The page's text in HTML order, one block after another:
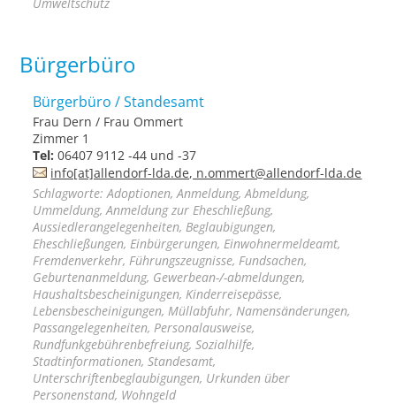
Bürgerbüro
Bürgerbüro / Standesamt
Frau Dern / Frau Ommert
Zimmer 1
Tel: 06407 9112 -44 und -37
info[at]allendorf-lda.de, n.ommert@allendorf-lda.de
Schlagworte: Adoptionen, Anmeldung, Abmeldung,
Ummeldung, Anmeldung zur Eheschließung,
Aussiedlerangelegenheiten, Beglaubigungen,
Eheschließungen, Einbürgerungen, Einwohnermeldeamt,
Fremdenverkehr, Führungszeugnisse, Fundsachen,
Geburtenanmeldung, Gewerbean-/-abmeldungen,
Haushaltsbescheinigungen, Kinderreisepässe,
Lebensbescheinigungen, Müllabfuhr, Namensänderungen,
Passangelegenheiten, Personalausweise,
Rundfunkgebührenbefreiung, Sozialhilfe,
Stadtinformationen, Standesamt,
Unterschriftenbeglaubigungen, Urkunden über
Personenstand, Wohngeld